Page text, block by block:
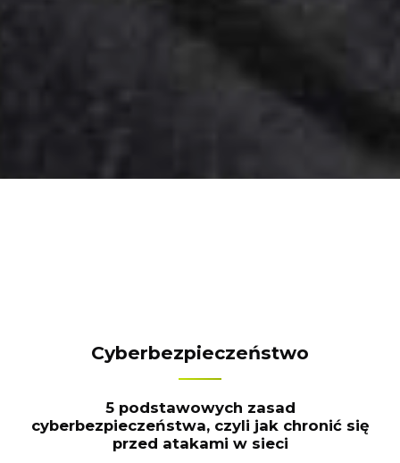
Cyberbezpieczeństwo
5 podstawowych zasad
cyberbezpieczeństwa, czyli jak chronić się
przed atakami w sieci